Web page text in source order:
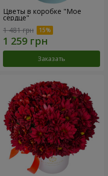
Цветы в коробке "Мое
сердце"
1 481 грн
Заказать